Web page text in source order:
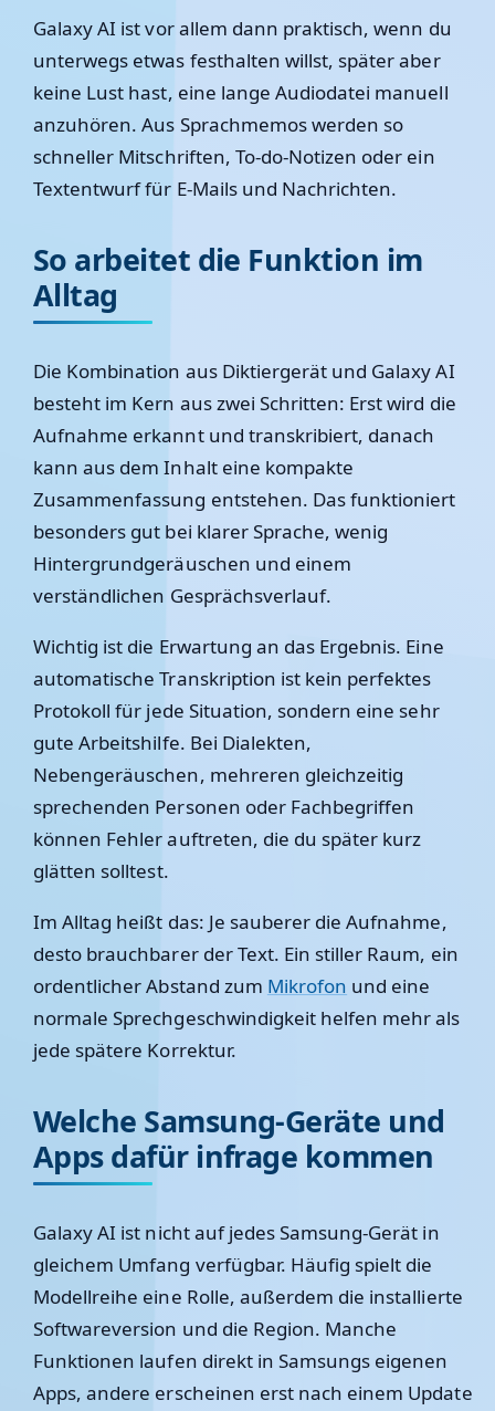
Galaxy AI ist vor allem dann praktisch, wenn du
unterwegs etwas festhalten willst, später aber
keine Lust hast, eine lange Audiodatei manuell
anzuhören. Aus Sprachmemos werden so
schneller Mitschriften, To-do-Notizen oder ein
Textentwurf für E-Mails und Nachrichten.
So arbeitet die Funktion im
Alltag
Die Kombination aus Diktiergerät und Galaxy AI
besteht im Kern aus zwei Schritten: Erst wird die
Aufnahme erkannt und transkribiert, danach
kann aus dem Inhalt eine kompakte
Zusammenfassung entstehen. Das funktioniert
besonders gut bei klarer Sprache, wenig
Hintergrundgeräuschen und einem
verständlichen Gesprächsverlauf.
Wichtig ist die Erwartung an das Ergebnis. Eine
automatische Transkription ist kein perfektes
Protokoll für jede Situation, sondern eine sehr
gute Arbeitshilfe. Bei Dialekten,
Nebengeräuschen, mehreren gleichzeitig
sprechenden Personen oder Fachbegriffen
können Fehler auftreten, die du später kurz
glätten solltest.
Im Alltag heißt das: Je sauberer die Aufnahme,
desto brauchbarer der Text. Ein stiller Raum, ein
ordentlicher Abstand zum Mikrofon und eine
normale Sprechgeschwindigkeit helfen mehr als
jede spätere Korrektur.
Welche Samsung-Geräte und
Apps dafür infrage kommen
Galaxy AI ist nicht auf jedes Samsung-Gerät in
gleichem Umfang verfügbar. Häufig spielt die
Modellreihe eine Rolle, außerdem die installierte
Softwareversion und die Region. Manche
Funktionen laufen direkt in Samsungs eigenen
Apps, andere erscheinen erst nach einem Update